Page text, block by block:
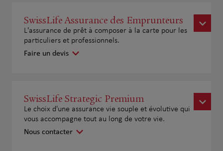
SwissLife Assurance des Emprunteurs
L'assurance de prêt à composer à la carte pour les
particuliers et professionnels.
Faire un devis
SwissLife Strategic Premium
Le choix d'une assurance vie souple et évolutive qui
vous accompagne tout au long de votre vie.
Nous contacter